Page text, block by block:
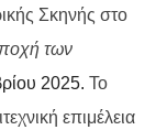
Σκηνής στο
ποχή των
2025. Το
επιμέλεια